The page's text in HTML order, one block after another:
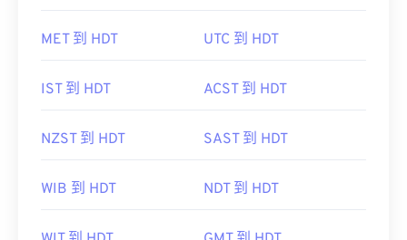
MET 到 HDT UTC 到 HDT
IST 到 HDT ACST 到 HDT
NZST 到 HDT SAST 到 HDT
WIB 到 HDT NDT 到 HDT